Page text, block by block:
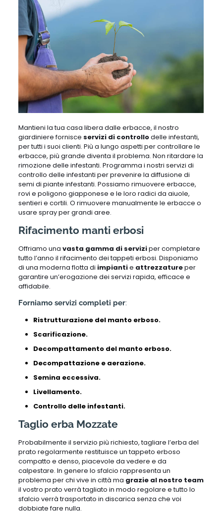
Mantieni la tua casa libera dalle erbacce, il nostro
giardiniere fornisce servizi di controllodelle infestanti,
per tutti i suoi clienti. Più a lungo aspetti per controllare le
erbacce, più grande diventa il problema. Non ritardare la
rimozione delle infestanti. Programma i nostri servizi di
controllo delle infestanti per prevenire la diffusione di
semi di piante infestanti. Possiamo rimuovere erbacce,
rovi e poligono giapponese e le loro radici da aiuole,
sentieri e cortili. O rimuovere manualmente le erbacce o
usare spray per grandi aree.
Rifacimento manti erbosi
Offriamo una vasta gamma di serviziper completare
tutto l’anno il rifacimento dei tappeti erbosi. Disponiamo
di una moderna flotta di impiantie attrezzatureper
garantire un’erogazione dei servizi rapida, efficace e
affidabile.
Forniamo servizi completi per:
Ristrutturazione del manto erboso.
Scarificazione.
Decompattamento del manto erboso.
Decompattazione e aerazione.
Semina eccessiva.
Livellamento.
Controllo delle infestanti.
Taglio erba Mozzate
Probabilmente il servizio più richiesto, tagliare l’erba del
prato regolarmente restituisce un tappeto erboso
compatto e denso, piacevole da vedere e da
calpestare. In genere lo sfalcio rappresenta un
problema per chi vive in città ma grazie al nostro team
il vostro prato verrà tagliato in modo regolare e tutto lo
sfalcio verrà trasportato in discarica senza che voi
dobbiate fare nulla.